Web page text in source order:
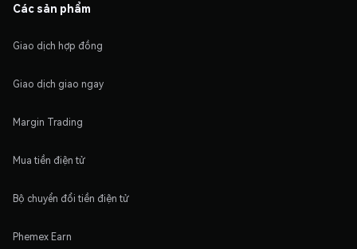
Các sản phẩm
Giao dịch hợp đồng
Giao dịch giao ngay
Margin Trading
Mua tiền điện tử
Bộ chuyển đổi tiền điện tử
Phemex Earn